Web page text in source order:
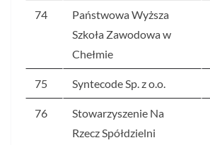
74
Państwowa Wyższa
Szkoła Zawodowa w
Chełmie
75 Syntecode Sp. z o.o.
76
Stowarzyszenie Na
Rzecz Spółdzielni